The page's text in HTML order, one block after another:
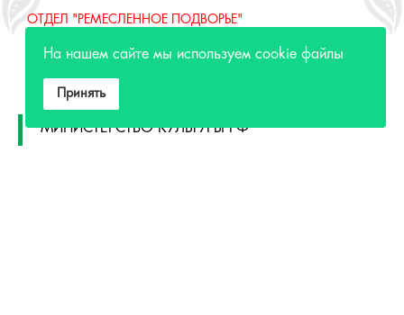
ОТДЕЛ "РЕМЕСЛЕННОЕ ПОДВОРЬЕ"
664025, Россия, Иркутская область, г. Иркутск, ул. 3 июля,
тел.: 8 (3952) 48-71-30
МИНИСТЕРСТВО КУЛЬТУРЫ РФ
На нашем сайте мы используем cookie файлы
Принять